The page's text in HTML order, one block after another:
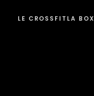
LE CROSSFIT LA BOX